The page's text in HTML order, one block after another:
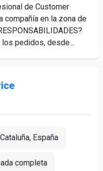
de Customer
compañía en la zona de
pedidos, desde...
España
completa